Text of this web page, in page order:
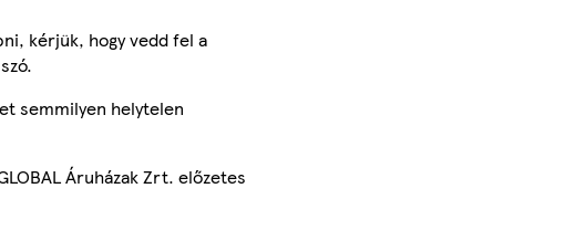
kérjük, hogy vedd fel a
semmilyen helytelen
Áruházak Zrt. előzetes